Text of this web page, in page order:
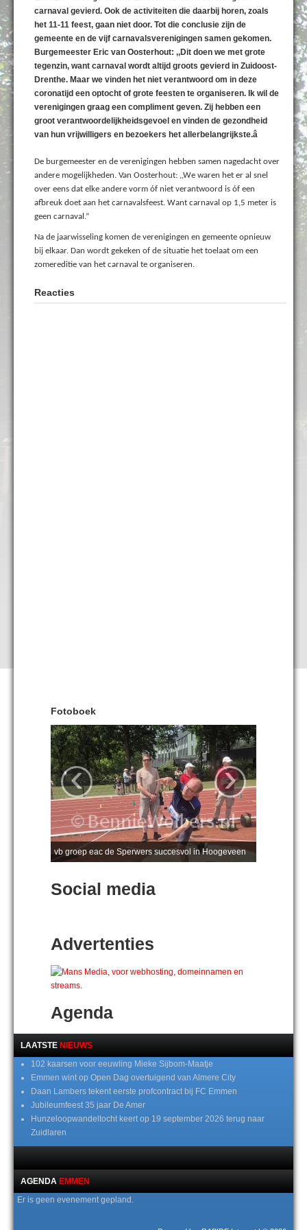
carnaval gevierd. Ook de activiteiten die daarbij horen, zoals
het 11-11 feest, gaan niet door. Tot die conclusie zijn de
gemeente en de vijf carnavalsverenigingen samen gekomen.
Burgemeester Eric van Oosterhout: ,,Dit doen we met grote
tegenzin, want carnaval wordt altijd groots gevierd in Zuidoost-
Drenthe. Maar we vinden het niet verantwoord om in deze
coronatijd een optocht of grote feesten te organiseren. Ik wil de
verenigingen graag een compliment geven. Zij hebben een
groot verantwoordelijkheidsgevoel en vinden de gezondheid
van hun vrijwilligers en bezoekers het allerbelangrijkste.â
De burgemeester en de verenigingen hebben samen nagedacht over
andere mogelijkheden. Van Oosterhout: ,,We waren het er al snel
over eens dat elke andere vorm óf niet verantwoord is óf een
afbreuk doet aan het carnavalsfeest. Want carnaval op 1,5 meter is
geen carnaval.”
Na de jaarwisseling komen de verenigingen en gemeente opnieuw
bij elkaar. Dan wordt gekeken of de situatie het toelaat om een
zomereditie van het carnaval te organiseren.
Reacties
Fotoboek
vb groep eac de Sperwers succesvol in Hoogeveen
‹ ›
Social media
Advertenties
Agenda
LAATSTE NIEUWS
102 kaarsen voor eeuwling Mieke Sijbom-Maatje
Emmen wint op Open Dag overtuigend van Almere City
Daan Lambers tekent eerste profcontract bij FC Emmen
Jubileumfeest 35 jaar De Amer
Hunzeloopwandeltocht keert op 19 september 2026 terug naar
Zuidlaren
AGENDA EMMEN
Er is geen evenement gepland.